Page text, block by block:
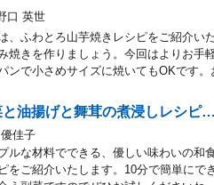
口 英世
、ふわとろ山芋焼きレシピをご紹介い
焼きを作りましょう。今回はよりお手
ンで小さめサイズに焼いてもOKです。
と油揚げと舞茸の煮浸しレシピ
佳子
ルな材料でできる、優しい味わいの和
をご紹介いたします。10分で簡単に